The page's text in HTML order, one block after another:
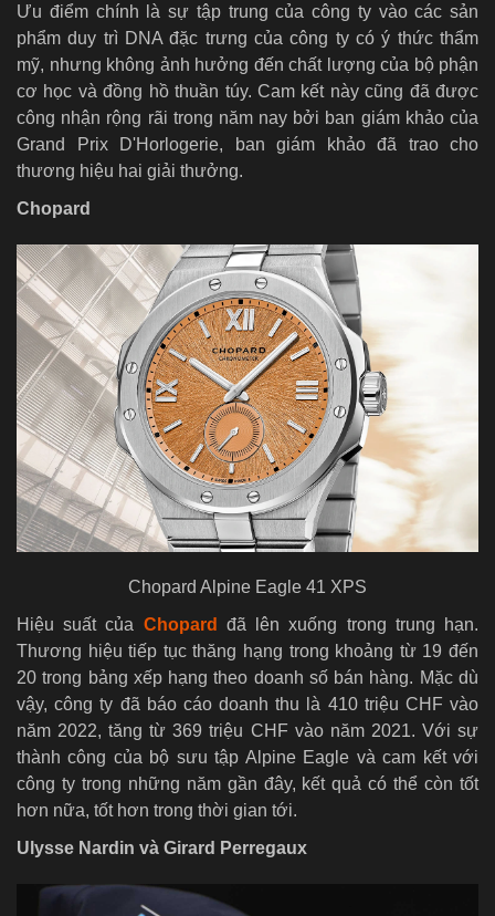
Ưu điểm chính là sự tập trung của công ty vào các sản
phẩm duy trì DNA đặc trưng của công ty có ý thức thẩm
mỹ, nhưng không ảnh hưởng đến chất lượng của bộ phận
cơ học và đồng hồ thuần túy. Cam kết này cũng đã được
công nhận rộng rãi trong năm nay bởi ban giám khảo của
Grand Prix D'Horlogerie, ban giám khảo đã trao cho
thương hiệu hai giải thưởng.
Chopard
Chopard Alpine Eagle 41 XPS
Hiệu suất của Chopard
đã lên xuống trong trung hạn.
Thương hiệu tiếp tục thăng hạng trong khoảng từ 19 đến
20 trong bảng xếp hạng theo doanh số bán hàng. Mặc dù
vậy, công ty đã báo cáo doanh thu là 410 triệu CHF vào
năm 2022, tăng từ 369 triệu CHF vào năm 2021. Với sự
thành công của bộ sưu tập Alpine Eagle và cam kết với
công ty trong những năm gần đây, kết quả có thể còn tốt
hơn nữa, tốt hơn trong thời gian tới.
Ulysse Nardin và Girard Perregaux